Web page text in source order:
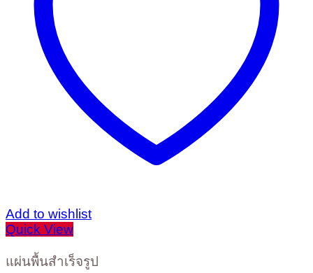
Add to wishlist
Quick View
แผ่นพื้นสำเร็จรูป